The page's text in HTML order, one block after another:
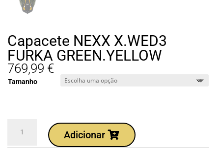
Capacete NEXX X.WED3
FURKA GREEN.YELLOW
769,99 €
Tamanho
Capacete
Adicionar